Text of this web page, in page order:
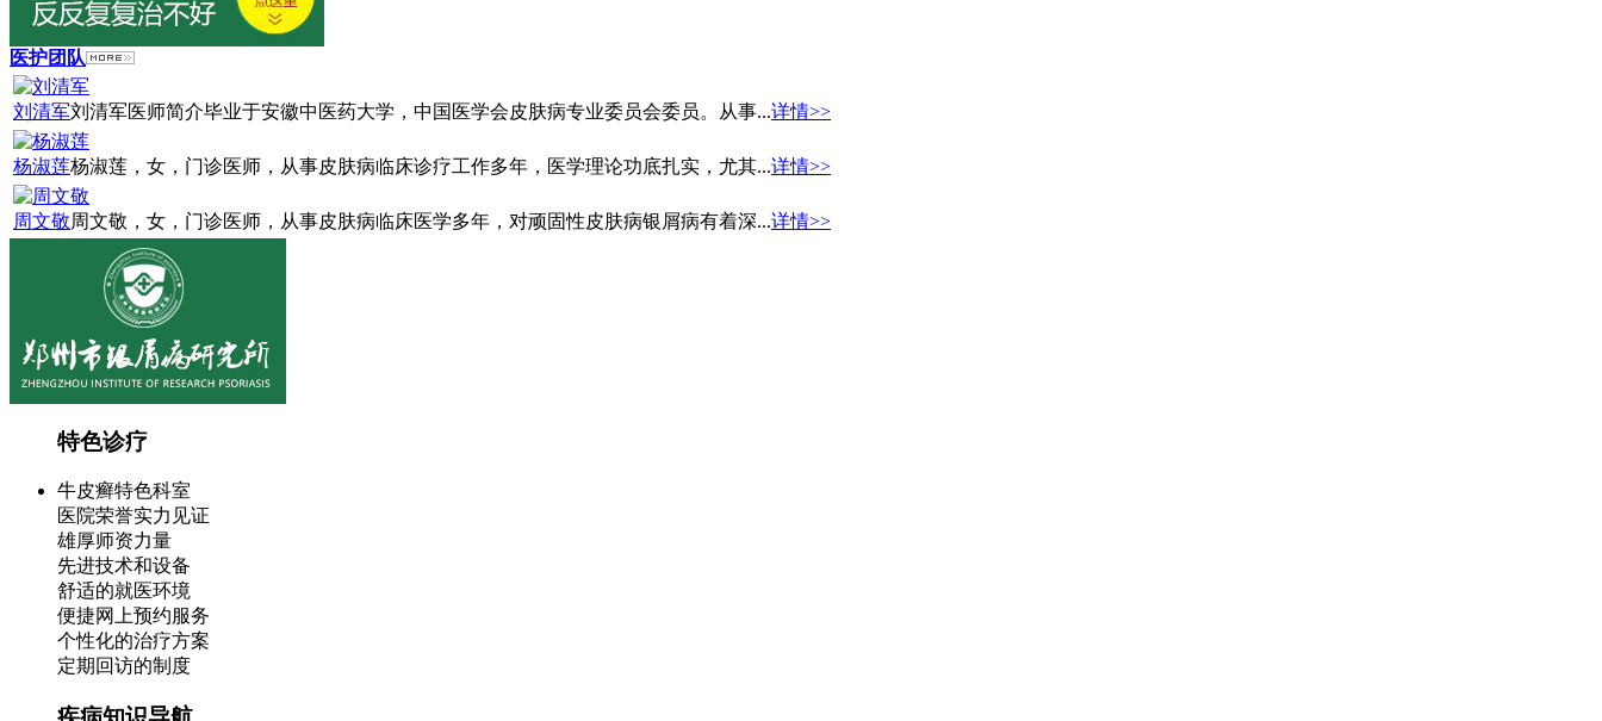
医护团队
刘清军刘清军医师简介毕业于安徽中医药大学，中国医学会皮肤病专业委员会委员。从事...详情>>
杨淑莲杨淑莲，女，门诊医师，从事皮肤病临床诊疗工作多年，医学理论功底扎实，尤其...详情>>
周文敬周文敬，女，门诊医师，从事皮肤病临床医学多年，对顽固性皮肤病银屑病有着深...详情>>
特色诊疗
牛皮癣特色科室
医院荣誉实力见证
雄厚师资力量
先进技术和设备
舒适的就医环境
便捷网上预约服务
个性化的治疗方案
定期回访的制度